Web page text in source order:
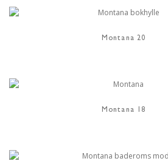
Montana 20
Montana 18